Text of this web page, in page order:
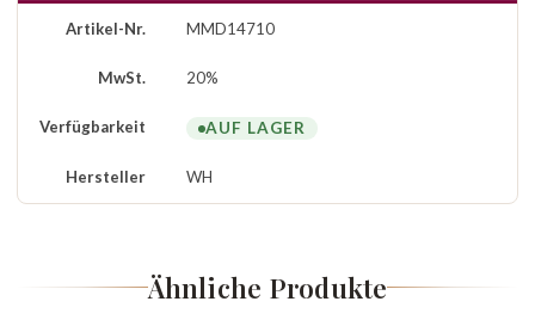
Artikel-Nr. MMD14710
MwSt. 20%
Verfügbarkeit AUF LAGER
Hersteller WH
Ähnliche Produkte